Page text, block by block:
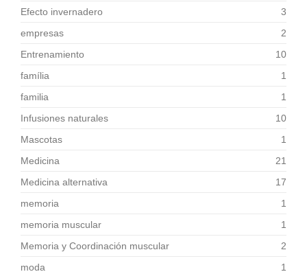
Efecto invernadero
3
empresas
2
Entrenamiento
10
família
1
familia
1
Infusiones naturales
10
Mascotas
1
Medicina
21
Medicina alternativa
17
memoria
1
memoria muscular
1
Memoria y Coordinación muscular
2
moda
1